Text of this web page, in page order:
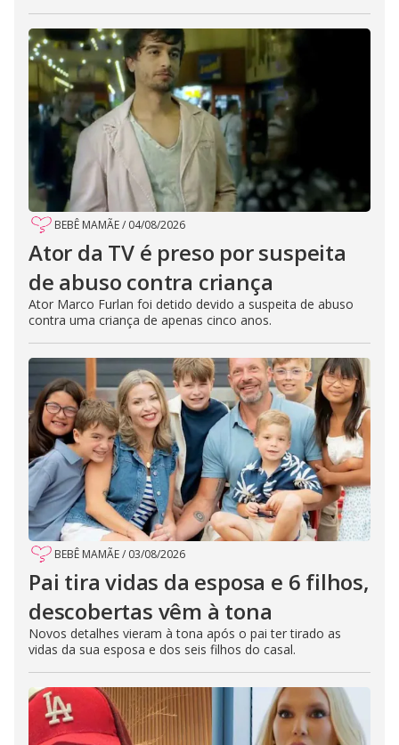
BEBÊ MAMÃE/ 04/08/2026
Ator da TV é preso por suspeita
de abuso contra criança
Ator Marco Furlan foi detido devido a suspeita de abuso
contra uma criança de apenas cinco anos.
BEBÊ MAMÃE/ 03/08/2026
Pai tira vidas da esposa e 6 filhos,
descobertas vêm à tona
Novos detalhes vieram à tona após o pai ter tirado as
vidas da sua esposa e dos seis filhos do casal.